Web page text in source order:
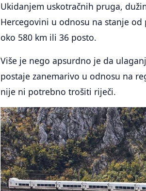
Ukidanjem uskotračnih pruga,
Hercegovini u odnosu na stanje
oko 580 km ili 36 posto.
Više je nego apsurdno je da
postaje zanemarivo u odnosu na
nije ni potrebno trošiti riječi.